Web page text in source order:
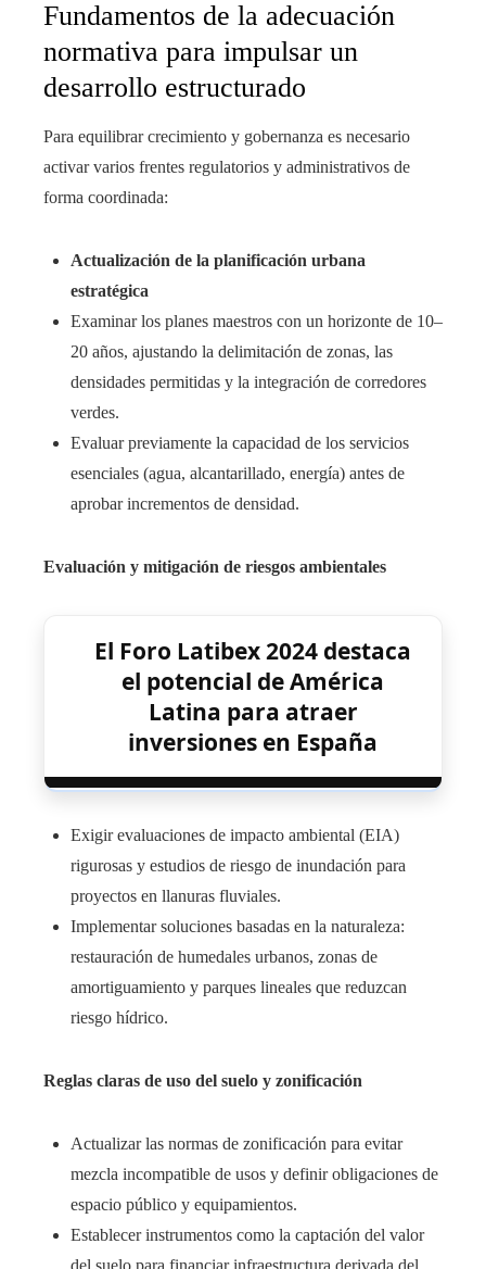
Fundamentos de la adecuación
normativa para impulsar un
desarrollo estructurado
Para equilibrar crecimiento y gobernanza es necesario
activar varios frentes regulatorios y administrativos de
forma coordinada:
Actualización de la planificación urbana
estratégica
Examinar los planes maestros con un horizonte de 10–
20 años, ajustando la delimitación de zonas, las
densidades permitidas y la integración de corredores
verdes.
Evaluar previamente la capacidad de los servicios
esenciales (agua, alcantarillado, energía) antes de
aprobar incrementos de densidad.
Evaluación y mitigación de riesgos ambientales
El Foro Latibex 2024 destaca
el potencial de América
Latina para atraer
inversiones en España
Exigir evaluaciones de impacto ambiental (EIA)
rigurosas y estudios de riesgo de inundación para
proyectos en llanuras fluviales.
Implementar soluciones basadas en la naturaleza:
restauración de humedales urbanos, zonas de
amortiguamiento y parques lineales que reduzcan
riesgo hídrico.
Reglas claras de uso del suelo y zonificación
Actualizar las normas de zonificación para evitar
mezcla incompatible de usos y definir obligaciones de
espacio público y equipamientos.
Establecer instrumentos como la captación del valor
del suelo para financiar infraestructura derivada del